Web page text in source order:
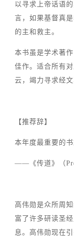
以寻求上帝话语
言，如果基督真
的主和救主。
本书虽是学术著
佳作。适合所有
云，竭力寻求经
【推荐辞】
本年度最重要的
——《传道》（
高伟勋是众所周
富了许多研读圣
息。高伟勋现在